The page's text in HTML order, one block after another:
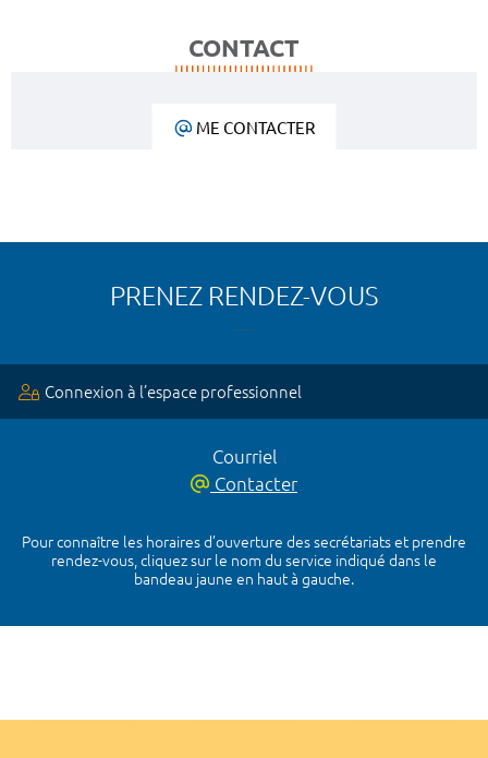
CONTACT
ME CONTACTER
PRENEZ RENDEZ-VOUS
Connexion à l’espace professionnel
Courriel
Contacter
Pour connaître les horaires d’ouverture des secrétariats et prendre
rendez-vous, cliquez sur le nom du service indiqué dans le
bandeau jaune en haut à gauche.